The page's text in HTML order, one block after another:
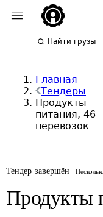
Найти грузы
Главная
Тендеры
Продукты
питания, 46
перевозок
Тендер завершён
Продукты